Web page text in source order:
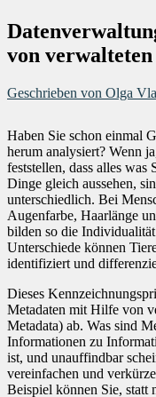
von
Geschrieben von Olga
Haben Sie schon einmal
herum analysiert? Wenn
feststellen, dass alles
Dinge gleich aussehen,
unterschiedlich. Bei
Augenfarbe, Haarlänge
bilden so die
Unterschiede können
identifiziert und
Dieses
Metadaten mit Hilfe von
Metadata) ab. Was sind
Informationen zu
ist, und unauffindbar
vereinfachen und
Beispiel können Sie, statt